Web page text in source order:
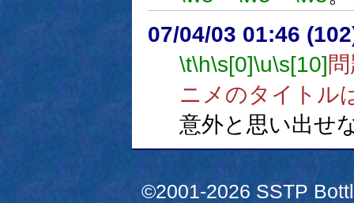
07/04/03 01:46
\t\h\s[0]\u\s[10]
ニメのタイトル
意外と思い出せ
©2001-2026 SSTP